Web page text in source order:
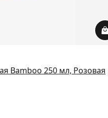
Bamboo 250 мл, Розовая